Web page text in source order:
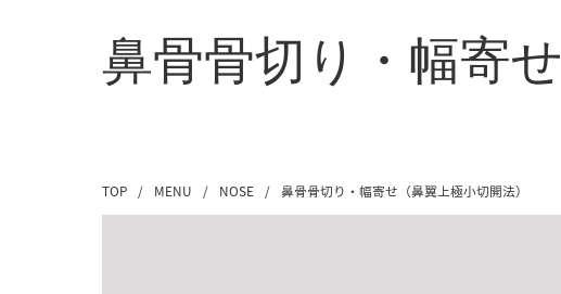
鼻骨骨切り・幅寄せ
TOP / MENU / NOSE / 鼻骨骨切り・幅寄せ（鼻翼上極小切開法）